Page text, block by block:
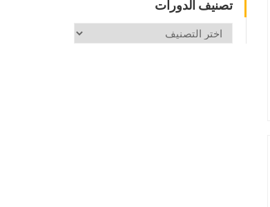
تصنيف الدورات
تصنيف